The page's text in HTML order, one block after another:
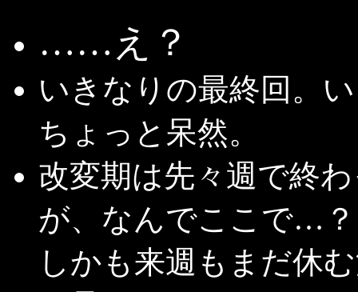
……え？
いきなりの最終回。
ちょっと呆然。
改変期は先々週で終
が、なんでここで…
しかも来週もまだ休